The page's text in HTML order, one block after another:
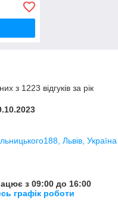
з 1223 відгуків за рік
Львів, Україна
з 09:00 до 16:00
графік роботи